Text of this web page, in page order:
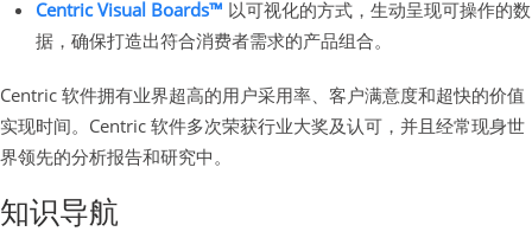
Centric Visual Boards™ 以可视化的方式，生动呈现可操作的数
据，确保打造出符合消费者需求的产品组合。
Centric 软件拥有业界超高的用户采用率、客户满意度和超快的价值
实现时间。Centric 软件多次荣获行业大奖及认可，并且经常现身世
界领先的分析报告和研究中。
知识导航